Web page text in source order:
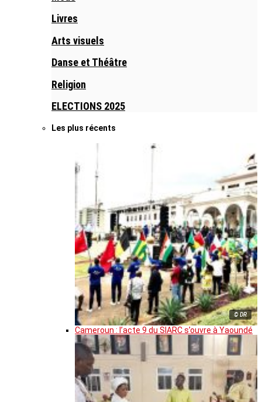
Livres
Arts visuels
Danse et Théâtre
Religion
ELECTIONS 2025
Les plus récents
© DR
Cameroun : l’acte 9 du SIARC s’ouvre à Yaoundé